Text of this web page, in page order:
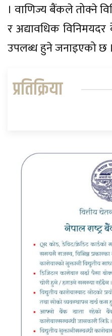
। वाणिज्य बैंकले तोक्ने
र अद्यावधिक
उपलब्ध हुने जनाइएको छ ।
प्रतिक्रिया